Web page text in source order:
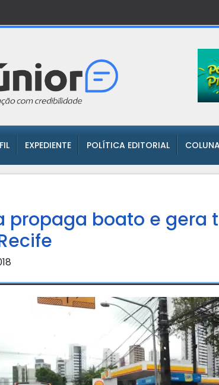
EXPEDIENTE POLÍTICA EDITORIAL
propaga boato e gera